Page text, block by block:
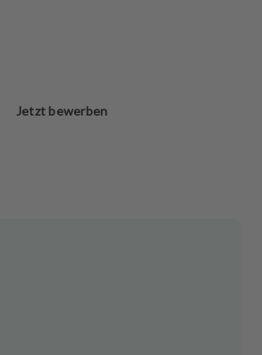
Jetzt bewerben